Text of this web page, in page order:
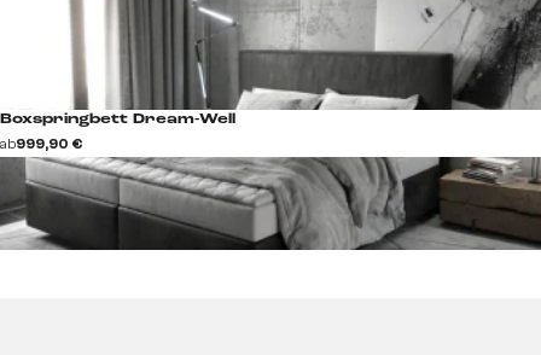
Boxspringbett Dream-Well
ab999,90 €